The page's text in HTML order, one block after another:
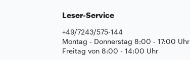
Leser-Service
+49/7243/575-144
Montag - Donnerstag 8:00 - 17:00 Uhr
Freitag von 8:00 - 14:00 Uhr